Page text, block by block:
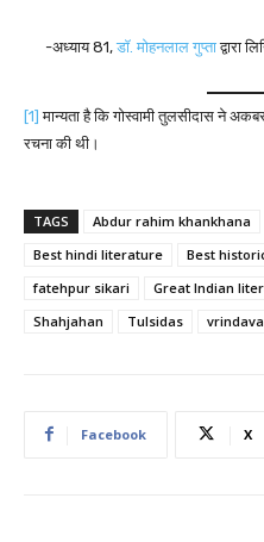
-अध्याय 81, डॉ. मोहनलाल गुप्ताद्वारा
[1] मान्यता है कि गोस्वामी तुलसीदास ने
रचना की थी।
TAGS Abdur rahim khankhana
Best hindi literature
Best
fatehpur sikari
Great Indian
Shahjahan
Tulsidas
Facebook X